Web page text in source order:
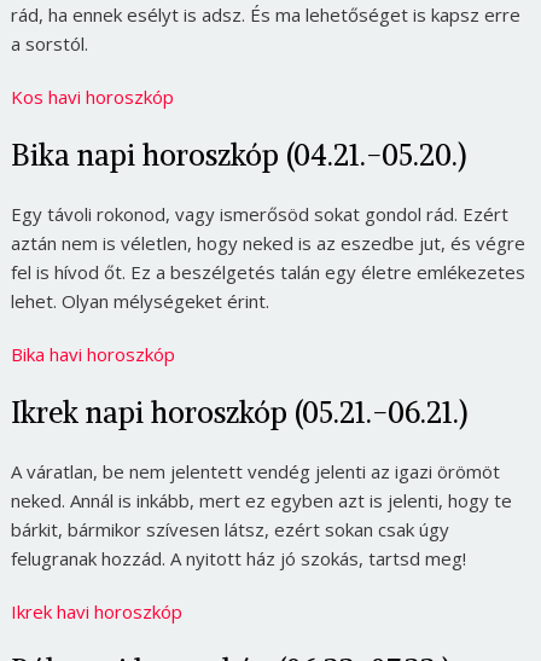
rád, ha ennek esélyt is adsz. És ma lehetőséget is kapsz erre
a sorstól.
Kos havi horoszkóp
Bika napi horoszkóp (04.21.-05.20.)
Egy távoli rokonod, vagy ismerősöd sokat gondol rád. Ezért
aztán nem is véletlen, hogy neked is az eszedbe jut, és végre
fel is hívod őt. Ez a beszélgetés talán egy életre emlékezetes
lehet. Olyan mélységeket érint.
Bika havi horoszkóp
Ikrek napi horoszkóp (05.21.-06.21.)
A váratlan, be nem jelentett vendég jelenti az igazi örömöt
neked. Annál is inkább, mert ez egyben azt is jelenti, hogy te
bárkit, bármikor szívesen látsz, ezért sokan csak úgy
felugranak hozzád. A nyitott ház jó szokás, tartsd meg!
Ikrek havi horoszkóp